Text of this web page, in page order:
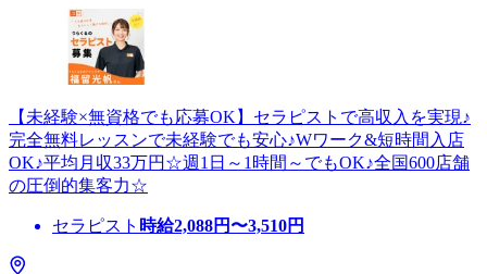
【未経験×無資格でも応募OK】セラピストで高収入を実現♪
完全無料レッスンで未経験でも安心♪Wワーク&短時間入店
OK♪平均月収33万円☆週1日～1時間～でもOK♪全国600店舗
の圧倒的集客力☆
セラピスト 時給2,088円〜3,510円